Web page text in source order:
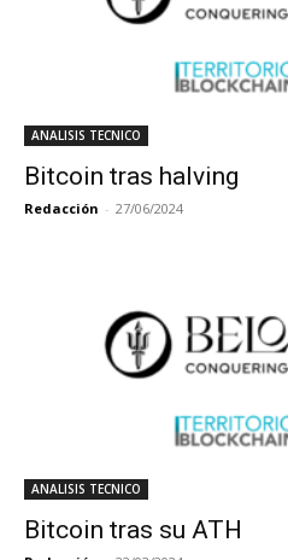
ANALISIS TECNICO
Bitcoin tras halving
Redacción - 27/06/2024
ANALISIS TECNICO
Bitcoin tras su ATH